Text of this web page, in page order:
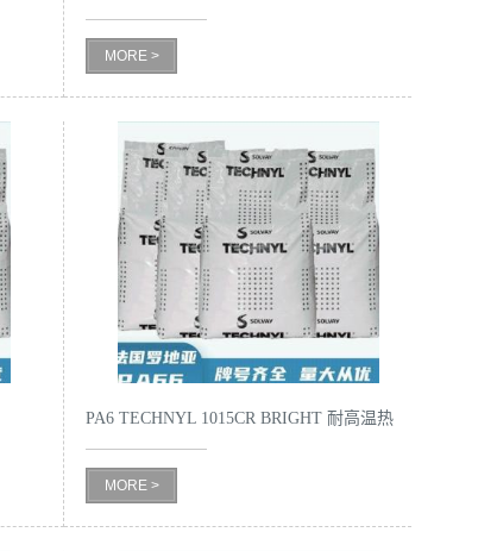
好进口
MORE >
PA6 TECHNYL 1015CR BRIGHT 耐高温热
本色尼龙原料
MORE >